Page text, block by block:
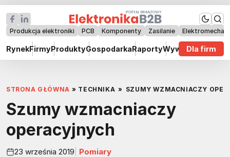
Produkcja elektroniki PCB Komponenty Zasilanie
RynekFirmyProduktyGospodarkaRaportyWywiadyDla firm
STRONA GŁÓWNA » TECHNIKA » SZUMY WZMACNIACZY
Szumy wzmacniaczy
operacyjnych
23 września 2019 Pomiary